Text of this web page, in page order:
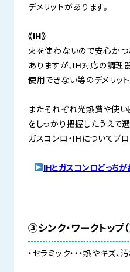
デメリットがあります。
《IH》
火を使わないので安心かつ
ありますが、IH対応の調
使用できない等のデメリット
またそれぞれ光熱費や使
をしっかり把握したうえで選
ガスコンロ・IHについてブ
IHとガスコンロどっちが
③シンク・ワークトップ（
・セラミック・・・熱やキズ